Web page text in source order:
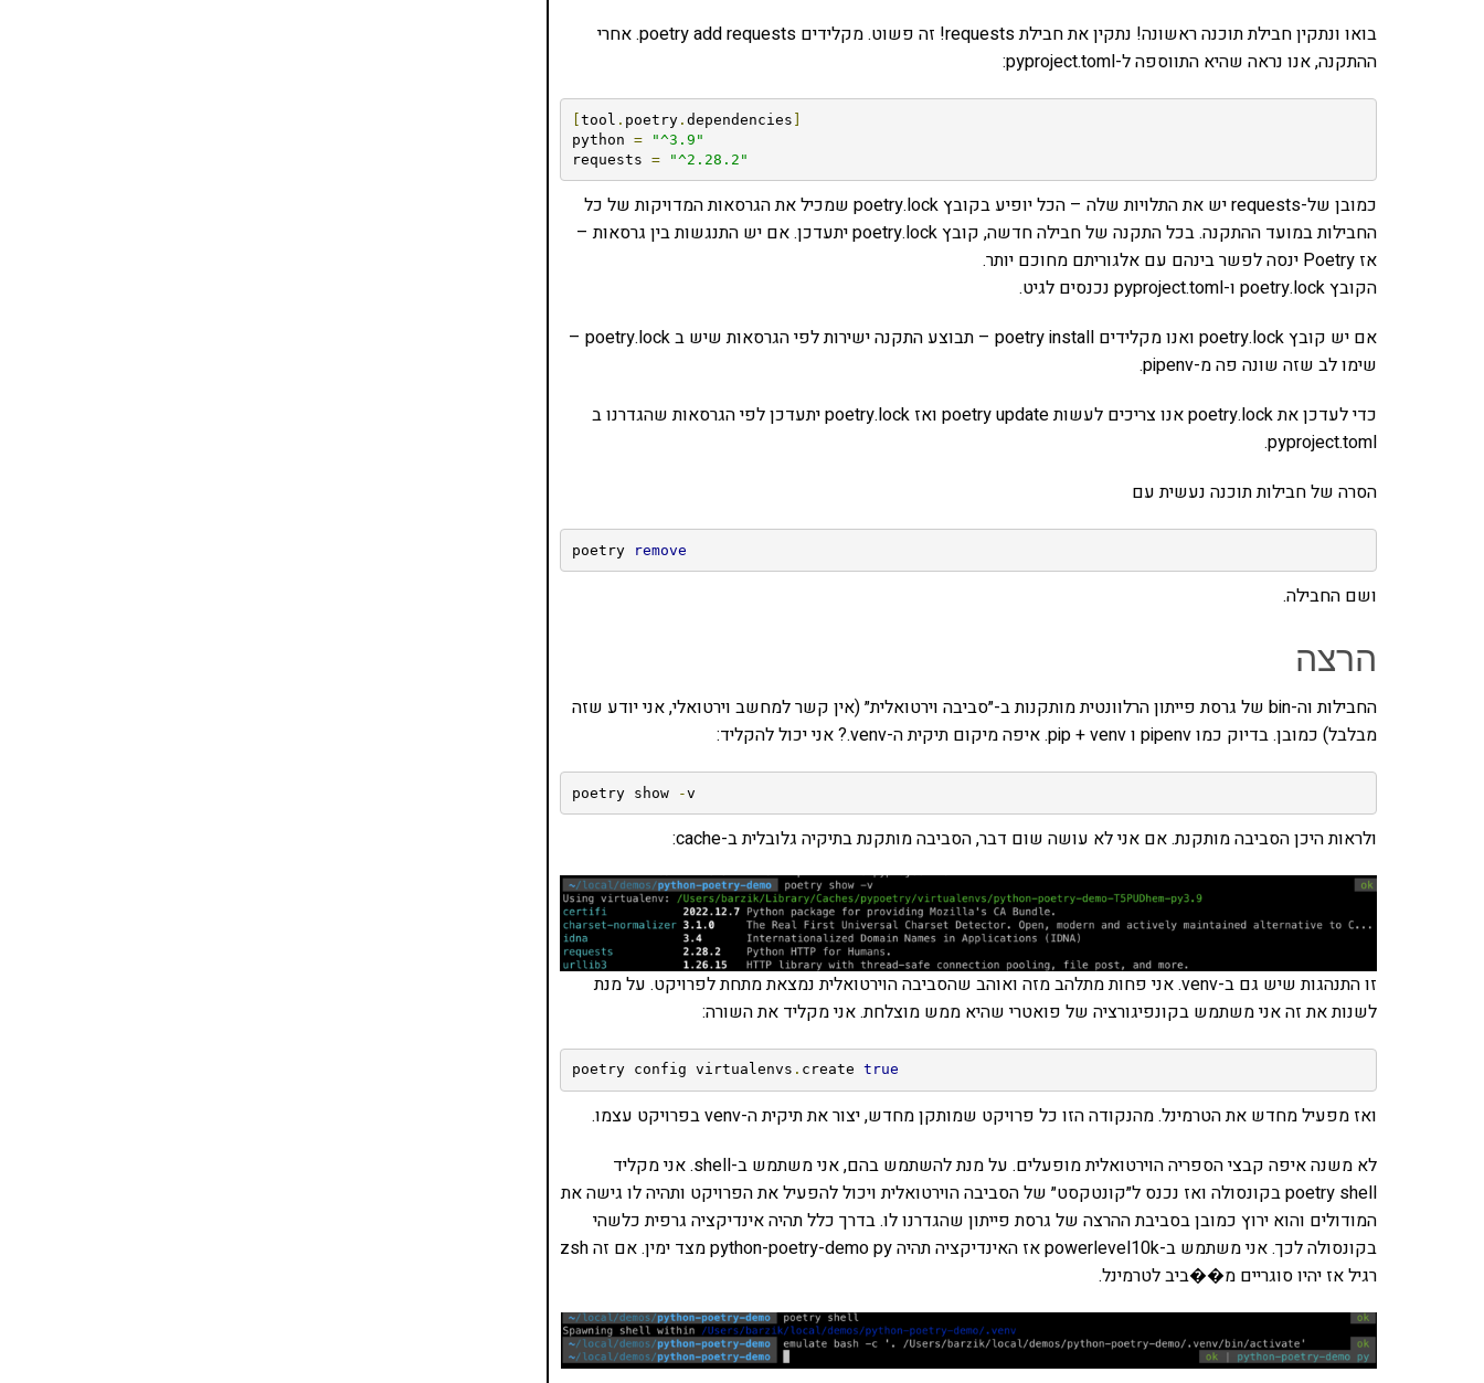
בואו ונתקין חבילת תוכנה ראשונה! נתקין את חבילת requests! זה פשוט. מקלידים poetry add requests. אחרי
ההתקנה, אנו נראה שהיא התווספה ל-pyproject.toml:
tool . poetry. dependencies
python =
"^3.9"
requests = "^2.28.2"
כמובן של-requests יש את התלויות שלה – הכל יופיע בקובץ poetry.lock שמכיל את הגרסאות המדויקות של כל
החבילות במועד ההתקנה. בכל התקנה של חבילה חדשה, קובץ poetry.lock יתעדכן. אם יש התנגשות בין גרסאות –
אז Poetry ינסה לפשר בינהם עם אלגוריתם מחוכם יותר.
הקובץ poetry.lock ו-pyproject.toml נכנסים לגיט.
אם יש קובץ poetry.lock ואנו מקלידים poetry install – תבוצע התקנה ישירות לפי הגרסאות שיש ב poetry.lock –
שימו לב שזה שונה פה מ-pipenv.
כדי לעדכן את poetry.lock אנו צריכים לעשות poetry update ואז poetry.lock יתעדכן לפי הגרסאות שהגדרנו ב
pyproject.toml.
הסרה של חבילות תוכנה נעשית עם
poetry remove
ושם החבילה.
הרצה
החבילות וה-bin של גרסת פייתון הרלוונטית מותקנות ב-״סביבה וירטואלית״ (אין קשר למחשב וירטואלי, אני יודע שזה
מבלבל) כמובן. בדיוק כמו pipenv ו pip + venv. איפה מיקום תיקית ה-venv.? אני יכול להקליד:
poetry show -v
ולראות היכן הסביבה מותקנת. אם אני לא עושה שום דבר, הסביבה מותקנת בתיקיה גלובלית ב-cache:
זו התנהגות שיש גם ב-venv. אני פחות מתלהב מזה ואוהב שהסביבה הוירטואלית נמצאת מתחת לפרויקט. על מנת
לשנות את זה אני משתמש בקונפיגורציה של פואטרי שהיא ממש מוצלחת. אני מקליד את השורה:
poetry config virtualenvs . create true
ואז מפעיל מחדש את הטרמינל. מהנקודה הזו כל פרויקט שמותקן מחדש, יצור את תיקית ה-venv בפרויקט עצמו.
לא משנה איפה קבצי הספריה הוירטואלית מופעלים. על מנת להשתמש בהם, אני משתמש ב-shell. אני מקליד
poetry shell בקונסולה ואז נכנס ל״קונטקסט״ של הסביבה הוירטואלית ויכול להפעיל את הפרויקט ותהיה לו גישה את
המודולים והוא ירוץ כמובן בסביבת ההרצה של גרסת פייתון שהגדרנו לו. בדרך כלל תהיה אינדיקציה גרפית כלשהי
בקונסולה לכך. אני משתמש ב-powerlevel10k אז האינדיקציה תהיה python-poetry-demo py מצד ימין. אם זה zsh
רגיל אז יהיו סוגריים מ��ביב לטרמינל.